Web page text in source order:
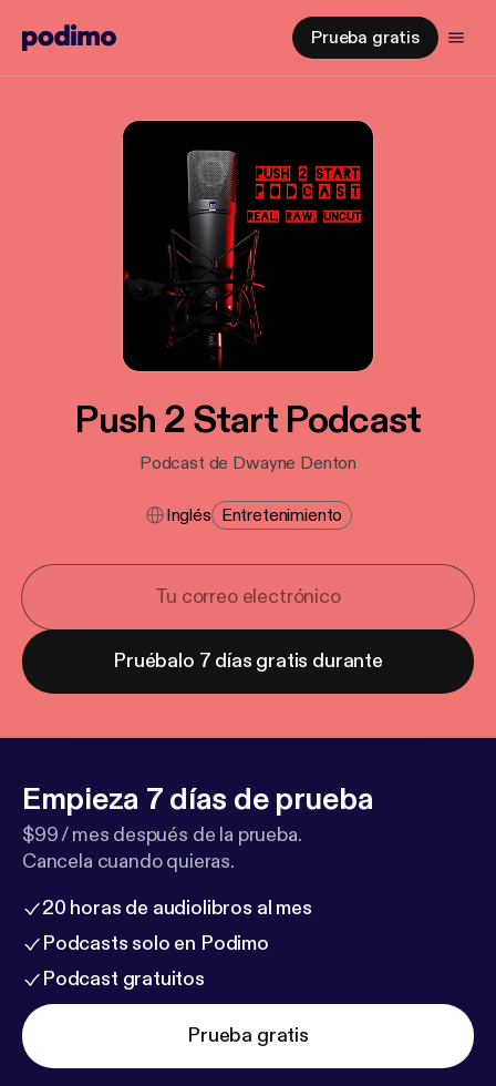
Prueba gratis
Push 2 Start Podcast
Podcast de Dwayne Denton
Inglés Entretenimiento
Pruébalo 7 días gratis durante
Empieza 7 días de prueba
$99 / mes después de la prueba.
Cancela cuando quieras.
20 horas de audiolibros al mes
Podcasts solo en Podimo
Podcast gratuitos
Prueba gratis